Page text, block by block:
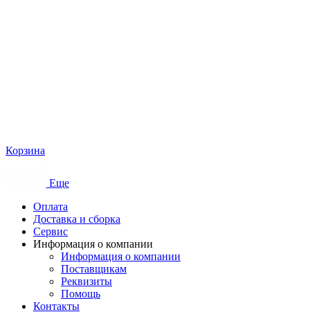
Корзина
Еще
Оплата
Доставка и сборка
Сервис
Информация о компании
Информация о компании
Поставщикам
Реквизиты
Помощь
Контакты